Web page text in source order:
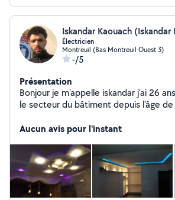
Iskandar Kaouach (Iskandar
Électricien
Montreuil (Bas Montreuil Ouest 3)
-/5
Présentation
Bonjour je m'appelle iskandar j'ai 26
le secteur du bâtiment depuis l'âge de
Aucun avis pour l'instant